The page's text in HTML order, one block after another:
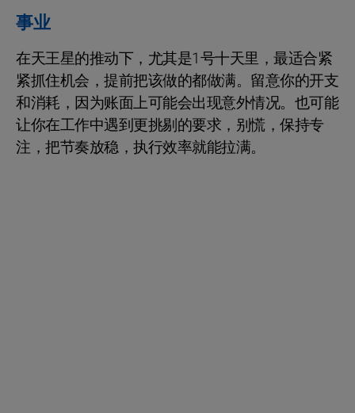
事业
在天王星的推动下，尤其是1号十天里，最适合紧
紧抓住机会，提前把该做的都做满。留意你的开支
和消耗，因为账面上可能会出现意外情况。也可能
让你在工作中遇到更挑剔的要求，别慌，保持专
注，把节奏放稳，执行效率就能拉满。